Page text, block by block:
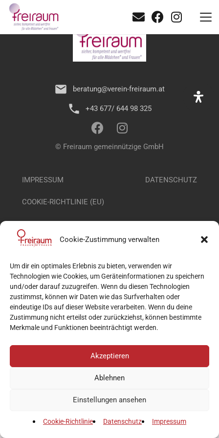
Cookie-Zustimmung verwalten
Um dir ein optimales Erlebnis zu bieten, verwenden wir
Technologien wie Cookies, um Geräteinformationen zu speichern
und/oder darauf zuzugreifen. Wenn du diesen Technologien
zustimmst, können wir Daten wie das Surfverhalten oder
eindeutige IDs auf dieser Website verarbeiten. Wenn du deine
Zustimmung nicht erteilst oder zurückziehst, können bestimmte
Merkmale und Funktionen beeinträchtigt werden.
Akzeptieren
Ablehnen
Einstellungen ansehen
Cookie-Richtlinie Datenschutz Impressum
mail beratung@verein-freiraum.at
phone +43 677/ 644 98 325
© Freiraum gemeinnützige GmbH
IMPRESSUM DATENSCHUTZ
COOKIE-RICHTLINIE (EU)